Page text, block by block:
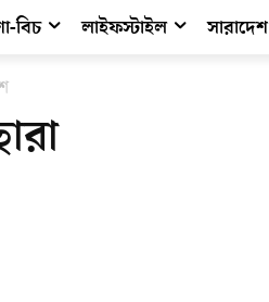
বিচ লাইফস্টাইল সারাদেশ